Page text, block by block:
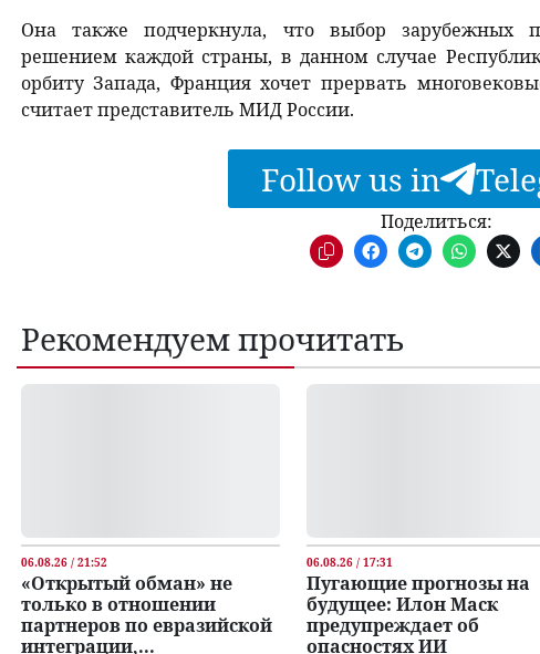
Она также подчеркнула, что выбор зарубежных
решением каждой страны, в данном случае
орбиту Запада, Франция хочет прервать
считает представитель МИД России.
Follow us in
Поделиться:
Рекомендуем прочитать
06.08.26 / 21:52
«Открытый обман» не
только в отношении
партнеров по евразийской
интеграции,...
06.08.26 / 17:31
Пугающие прогнозы на
будущее: Илон Маск
предупреждает об
опасностях ИИ